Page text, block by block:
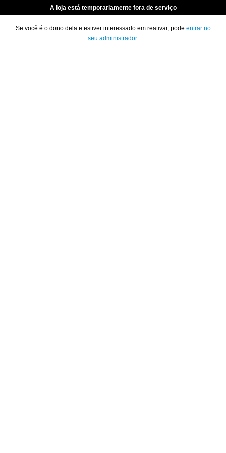
A loja está temporariamente fora de serviço
Se você é o dono dela e estiver interessado em reativar, pode entrar no
seu administrador.